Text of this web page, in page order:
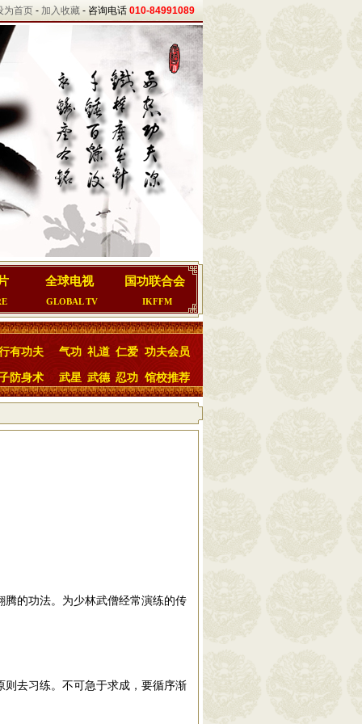
为首页 - 加入收藏 - 咨询电话 010-84991089
全球电视
GLOBAL TV
国功联合会
IKFFM
有功夫 气功 礼道 仁爱 功夫会员
防身术 武星 武德 忍功 馆校推荐
的功法。为少林武僧经常演练的传
去习练。不可急于求成，要循序渐